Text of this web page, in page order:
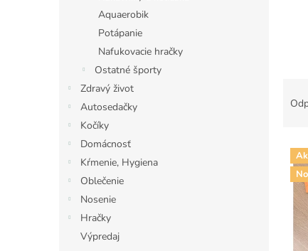
Aquaerobik
Potápanie
Nafukovacie hračky
Ostatné športy
Zdravý život
Autosedačky
Kočíky
Domácnosť
Kŕmenie, Hygiena
Oblečenie
Nosenie
Hračky
Výpredaj
V
p